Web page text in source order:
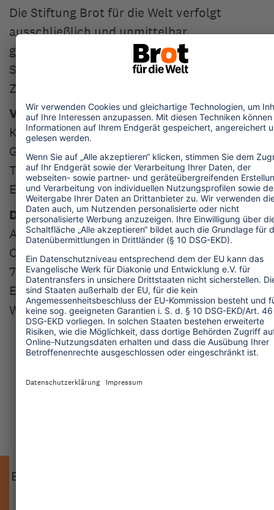
Die Stiftung Brot für die Welt verfolgt
ausschließlich und unmittelbar
gemeinnützige und mildtätige Zwecke im
Sinne des Abschnitts "steuerbegünstigte
Zwecke" der Abgabenordnung.
Verantwortlich für den Inhalt
Kai Wichmann
Geschäftsführer Stiftung Brot für die Welt
Telefon: 030 65211-1186
E-Mail:kai.wichmann@brot-fuer-die-welt.de
Design und Realisation
Amedick & Sommer Neue Medien GmbH
Charlottenstraße 29/31
70182 Stuttgart
E-Mail:info@amedick-sommer.de
Web:www.amedick-sommer.de
Stiftung Brot für die Welt
Bitte geben Sie als Verwendungszweck stets